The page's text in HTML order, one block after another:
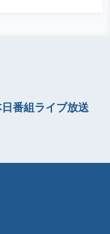
番組ライブ放送